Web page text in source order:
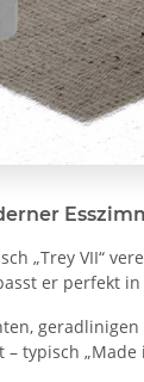
„Trey VII“
er perfekt
typisch „Made